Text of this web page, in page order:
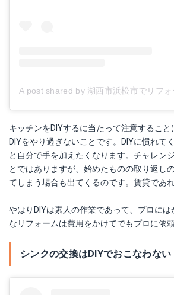
キッチンをDIYするに当たって注意するこ
DIYをやり過ぎないことです。DIYに慣れて
と自分で手を加えたくなります。チャレン
とではありますが、始めたものの取り返し
てしまう場合も出てくるのです。賃貸であ
やはりDIYは素人の作業であって、プロに
なリフォームは費用をかけてでもプロに依
シンクの交換はDIYでおこなわない